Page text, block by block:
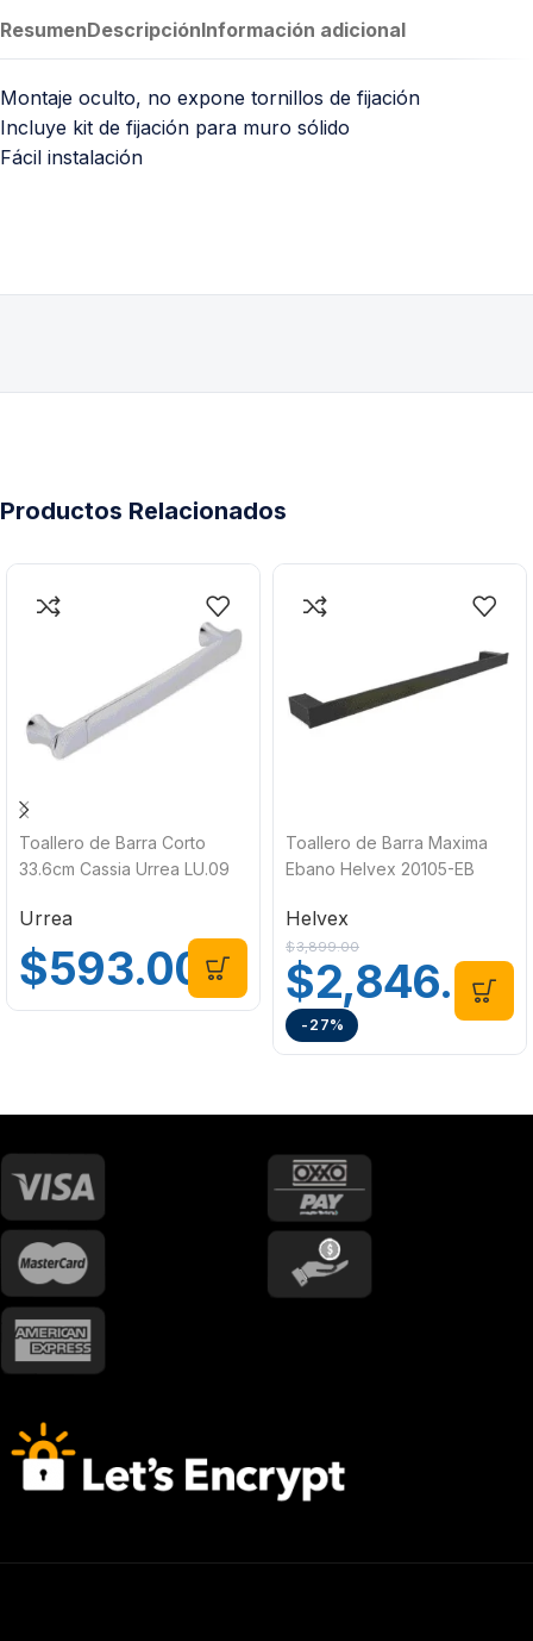
ResumenDescripciónInformación adicional
Montaje oculto, no expone tornillos de fijación
Incluye kit de fijación para muro sólido
Fácil instalación
Productos Relacionados
Toallero de Barra Corto
33.6cm Cassia Urrea LU.09
Urrea
$593.00
Toallero de Barra Maxima
Ebano Helvex 20105-EB
Helvex
$3,899.00
$2,846.00
-27%